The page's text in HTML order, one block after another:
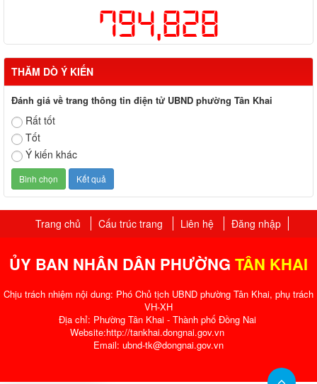
794,828
THĂM DÒ Ý KIẾN
Đánh giá về trang thông tin điện tử UBND phường Tân Khai
Rất tốt
Tốt
Ý kiến khác
Trang chủ Cấu trúc trang Liên hệ Đăng nhập
ỦY BAN NHÂN DÂN PHƯỜNG TÂN KHAI
Chịu trách nhiệm nội dung: Phó Chủ tịch UBND phường Tân Khai, phụ trách
VH-XH
Địa chỉ: Phường Tân Khai - Thành phố Đồng Nai
Website:http://tankhai.dongnai.gov.vn
Email: ubnd-tk@dongnai.gov.vn​